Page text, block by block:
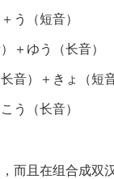
う（短音）
ゆう（长音）
音）＋きょ（短
う（长音）
且在组合成双